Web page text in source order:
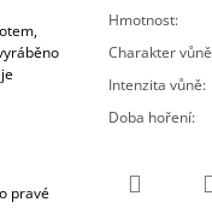
pravé
Hmotnost:
Charakter vůně
Intenzita vůně:
Doba hoření: